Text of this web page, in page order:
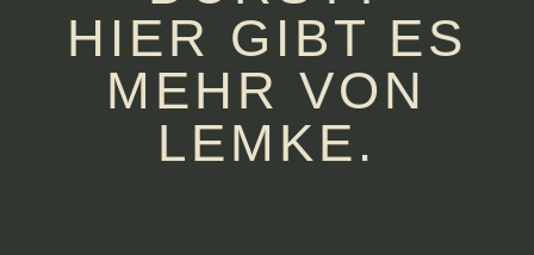
HIER GIBT ES
MEHR VON
LEMKE.